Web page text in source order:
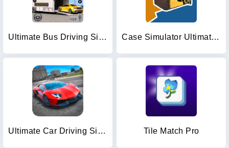
Ultimate Bus Driving Simulator Case Simulator Ultimate CS 2
Ultimate Car Driving Simulator Tile Match Pro